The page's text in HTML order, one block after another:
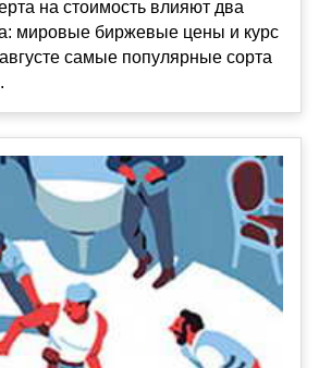
на стоимость влияют два
мировые биржевые цены и курс
самые популярные сорта